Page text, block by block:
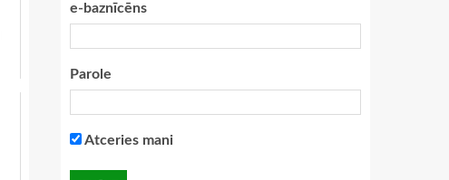
e-baznīcēns
Parole
Atceries mani